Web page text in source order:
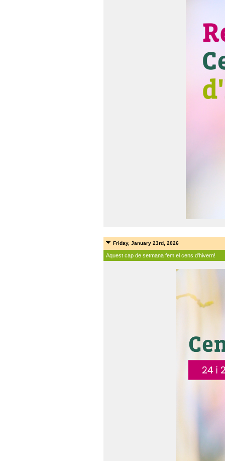
Friday, January 23rd, 2026
Aquest cap de setmana fem el cens d'hivern!